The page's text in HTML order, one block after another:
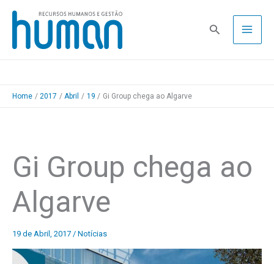
Skip
content
Pesquisa
Home 2017 Abril 19 Gi Group chega ao Algarve
Gi Group chega ao
Algarve
19 de Abril, 2017 / Notícias